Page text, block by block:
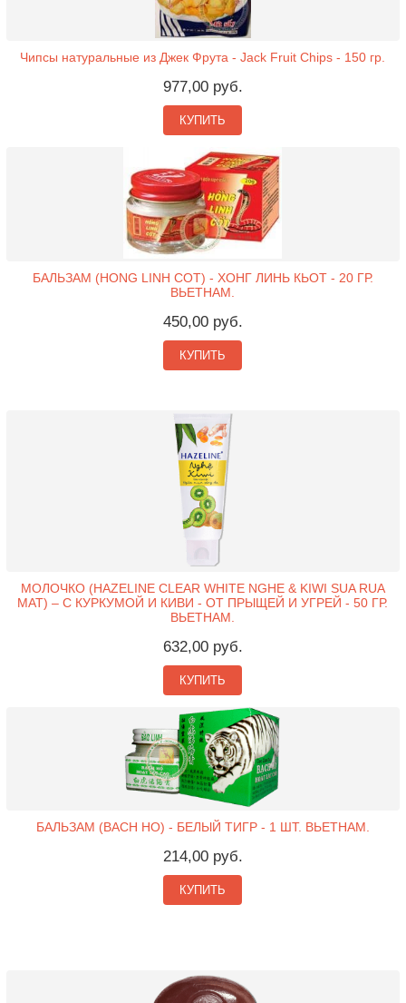
Чипсы натуральные из Джек Фрута - Jack Fruit Chips - 150 гр.
977,00 руб.
КУПИТЬ
БАЛЬЗАМ (HONG LINH COT) - ХОНГ ЛИНЬ КЬОТ - 20 ГР.
ВЬЕТНАМ.
450,00 руб.
КУПИТЬ
МОЛОЧКО (HAZELINE CLEAR WHITE NGHE & KIWI SUA RUA
MAT) – С КУРКУМОЙ И КИВИ - ОТ ПРЫЩЕЙ И УГРЕЙ - 50 ГР.
ВЬЕТНАМ.
632,00 руб.
КУПИТЬ
БАЛЬЗАМ (BACH HO) - БЕЛЫЙ ТИГР - 1 ШТ. ВЬЕТНАМ.
214,00 руб.
КУПИТЬ